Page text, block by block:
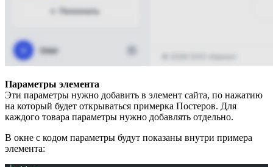
Параметры элемента
Эти параметры нужно добавить в элемент сайта, по нажатию
на который будет открываться примерка Постеров. Для
каждого товара параметры нужно добавлять отдельно.
В окне с кодом параметры будут показаны внутри примера
элемента: